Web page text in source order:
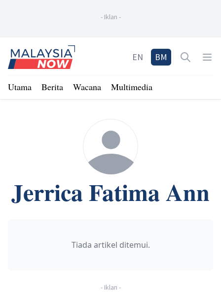
- Iklan -
Home
EN BM Open
Utama Berita Wacana Multimedia
Jerrica Fatima Ann
Tiada artikel ditemui.
- Iklan -